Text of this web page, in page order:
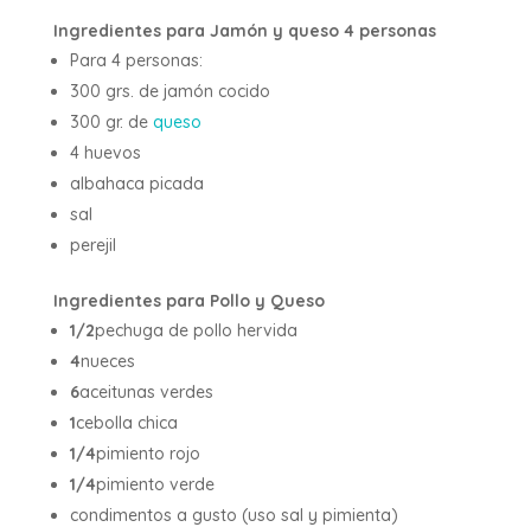
Ingredientes para Jamón y queso 4 personas
Para 4 personas:
300 grs. de jamón cocido
300 gr. de queso
4 huevos
albahaca picada
sal
perejil
Ingredientes para Pollo y Queso
1/2pechuga de pollo hervida
4nueces
6aceitunas verdes
1cebolla chica
1/4pimiento rojo
1/4pimiento verde
condimentos a gusto (uso sal y pimienta)